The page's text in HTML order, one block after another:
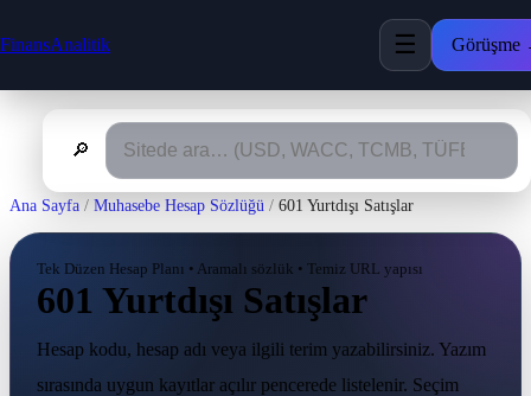
FinansAnalitik ☰
🔎
Ana Sayfa / Muhasebe Hesap Sözlüğü / 601 Yurtdışı Satışlar
Tek Düzen Hesap Planı • Aramalı sözlük • Temiz URL yapısı
601 Yurtdışı Satışlar
Hesap kodu, hesap adı veya ilgili terim yazabilirsiniz. Yazım
sırasında uygun kayıtlar açılır pencerede listelenir. Seçim